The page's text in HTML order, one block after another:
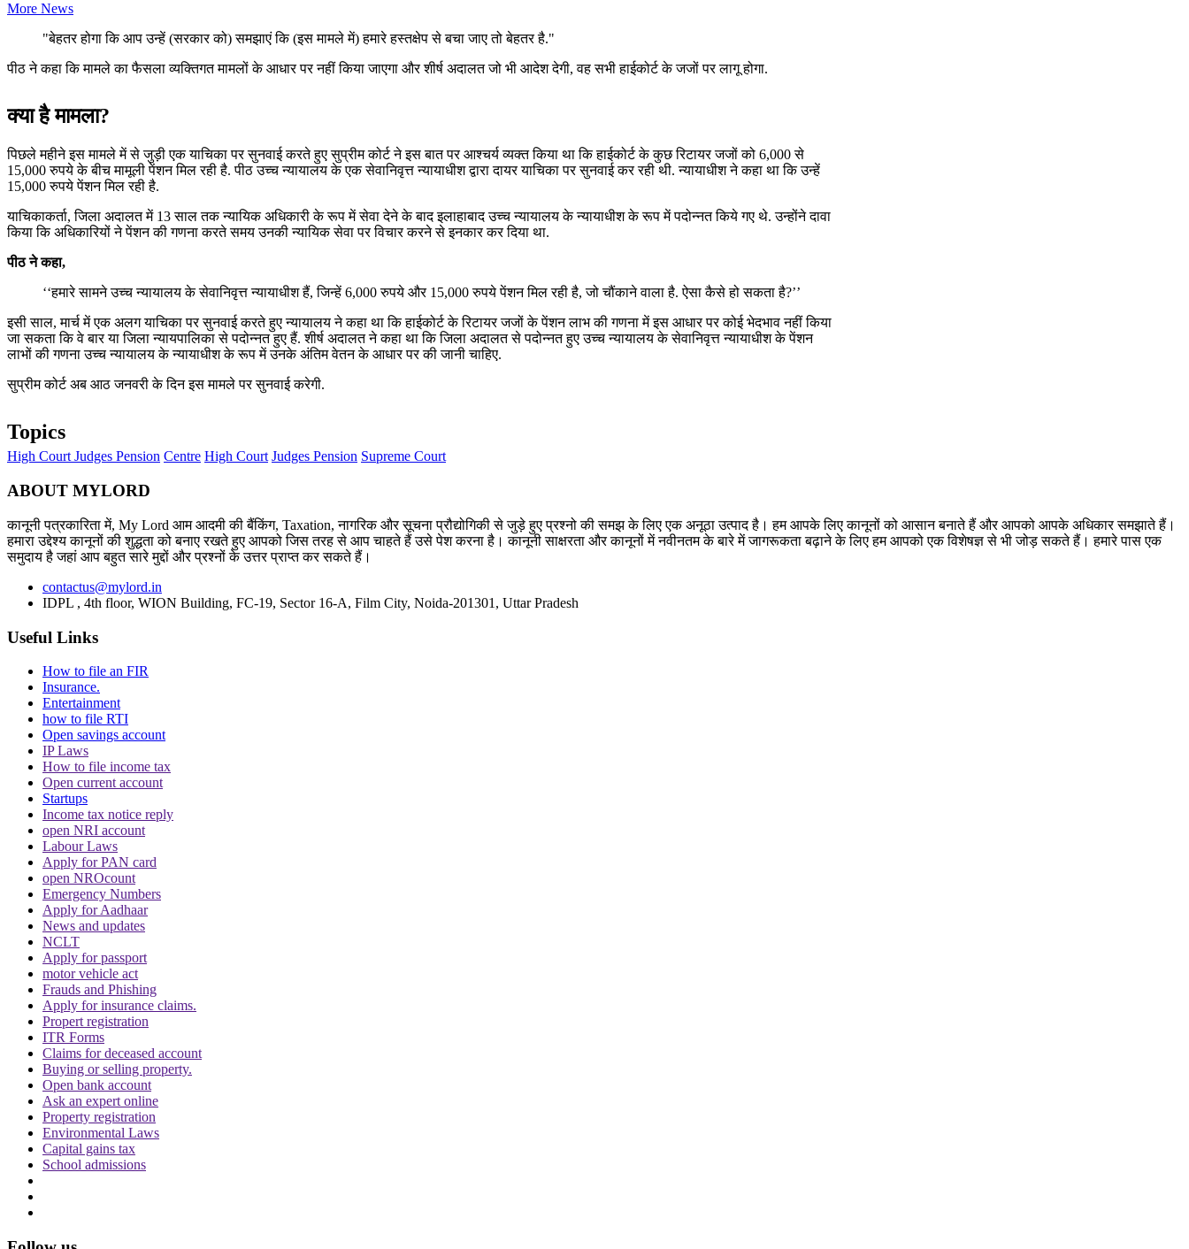
More News
"बेहतर होगा कि आप उन्हें (सरकार को) समझाएं कि (इस मामले में) हमारे हस्तक्षेप से बचा जाए तो बेहतर है."
पीठ ने कहा कि मामले का फैसला व्यक्तिगत मामलों के आधार पर नहीं किया जाएगा और शीर्ष अदालत जो भी आदेश देगी, वह सभी हाईकोर्ट के जजों पर लागू होगा.
क्या है मामला?
पिछले महीने इस मामले में से जुड़ी एक याचिका पर सुनवाई करते हुए सुप्रीम कोर्ट ने इस बात पर आश्चर्य व्यक्त किया था कि हाईकोर्ट के कुछ रिटायर जजों को 6,000 से
15,000 रुपये के बीच मामूली पेंशन मिल रही है. पीठ उच्च न्यायालय के एक सेवानिवृत्त न्यायाधीश द्वारा दायर याचिका पर सुनवाई कर रही थी. न्यायाधीश ने कहा था कि उन्हें
15,000 रुपये पेंशन मिल रही है.
याचिकाकर्ता, जिला अदालत में 13 साल तक न्यायिक अधिकारी के रूप में सेवा देने के बाद इलाहाबाद उच्च न्यायालय के न्यायाधीश के रूप में पदोन्नत किये गए थे. उन्होंने दावा
किया कि अधिकारियों ने पेंशन की गणना करते समय उनकी न्यायिक सेवा पर विचार करने से इनकार कर दिया था.
पीठ ने कहा,
‘‘हमारे सामने उच्च न्यायालय के सेवानिवृत्त न्यायाधीश हैं, जिन्हें 6,000 रुपये और 15,000 रुपये पेंशन मिल रही है, जो चौंकाने वाला है. ऐसा कैसे हो सकता है?’’
इसी साल, मार्च में एक अलग याचिका पर सुनवाई करते हुए न्यायालय ने कहा था कि हाईकोर्ट के रिटायर जजों के पेंशन लाभ की गणना में इस आधार पर कोई भेदभाव नहीं किया
जा सकता कि वे बार या जिला न्यायपालिका से पदोन्नत हुए हैं. शीर्ष अदालत ने कहा था कि जिला अदालत से पदोन्नत हुए उच्च न्यायालय के सेवानिवृत्त न्यायाधीश के पेंशन
लाभों की गणना उच्च न्यायालय के न्यायाधीश के रूप में उनके अंतिम वेतन के आधार पर की जानी चाहिए.
सुप्रीम कोर्ट अब आठ जनवरी के दिन इस मामले पर सुनवाई करेगी.
Topics
High Court Judges Pension Centre High Court Judges Pension Supreme Court
ABOUT MYLORD
कानूनी पत्रकारिता में, My Lord आम आदमी की बैंकिंग, Taxation, नागरिक और सूचना प्रौद्योगिकी से जुड़े हुए प्रश्नो की समझ के लिए एक अनूठा उत्पाद है। हम आपके लिए कानूनों को आसान बनाते हैं और आपको आपके अधिकार समझाते हैं।
हमारा उद्देश्य कानूनों की शुद्धता को बनाए रखते हुए आपको जिस तरह से आप चाहते हैं उसे पेश करना है। कानूनी साक्षरता और कानूनों में नवीनतम के बारे में जागरूकता बढ़ाने के लिए हम आपको एक विशेषज्ञ से भी जोड़ सकते हैं। हमारे पास एक
समुदाय है जहां आप बहुत सारे मुद्दों और प्रश्नों के उत्तर प्राप्त कर सकते हैं।
contactus@mylord.in
IDPL , 4th floor, WION Building, FC-19, Sector 16-A, Film City, Noida-201301, Uttar Pradesh
Useful Links
How to file an FIR
Insurance.
Entertainment
how to file RTI
Open savings account
IP Laws
How to file income tax
Open current account
Startups
Income tax notice reply
open NRI account
Labour Laws
Apply for PAN card
open NROcount
Emergency Numbers
Apply for Aadhaar
News and updates
NCLT
Apply for passport
motor vehicle act
Frauds and Phishing
Apply for insurance claims.
Propert registration
ITR Forms
Claims for deceased account
Buying or selling property.
Open bank account
Ask an expert online
Property registration
Environmental Laws
Capital gains tax
School admissions